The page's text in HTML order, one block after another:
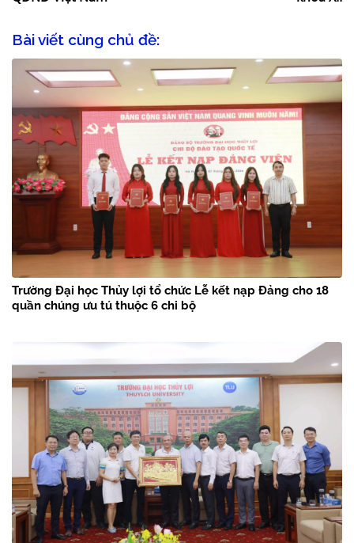
Bài viết cùng chủ đề:
Trường Đại học Thủy lợi tổ chức Lễ kết nạp Đảng cho 18
quần chúng ưu tú thuộc 6 chi bộ